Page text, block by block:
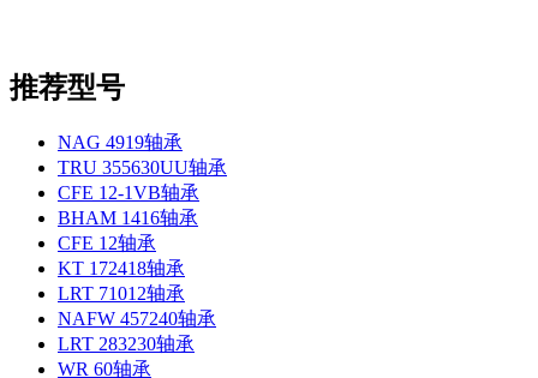
推荐型号
NAG 4919轴承
TRU 355630UU轴承
CFE 12-1VB轴承
BHAM 1416轴承
CFE 12轴承
KT 172418轴承
LRT 71012轴承
NAFW 457240轴承
LRT 283230轴承
WR 60轴承